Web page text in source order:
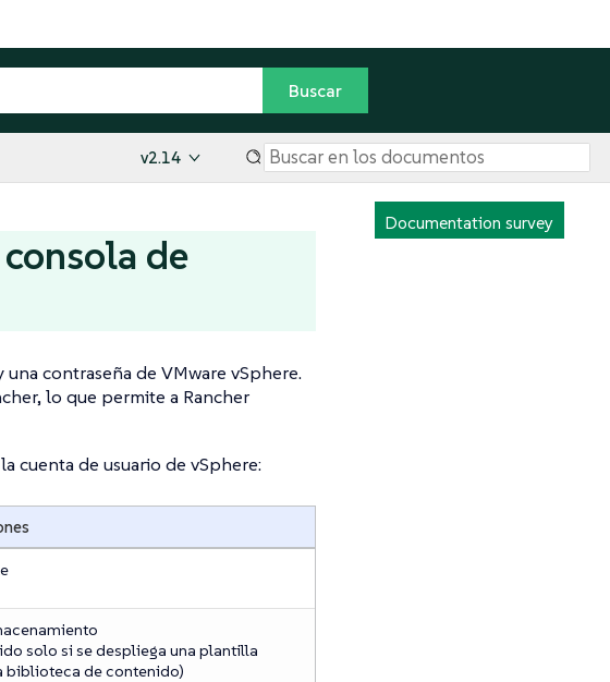
v2.14
Documentation survey
de
contraseña de VMware vSphere.
lo que permite a Rancher
cuenta de usuario de vSphere:
solo si se despliega una plantilla
biblioteca de contenido)